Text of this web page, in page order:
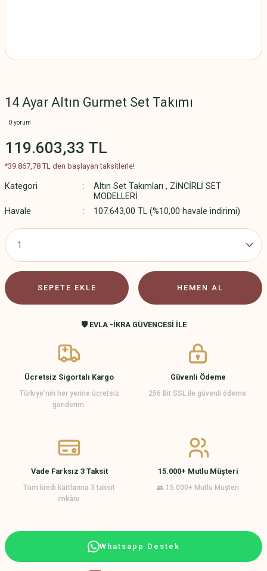
14 Ayar Altın Gurmet Set Takımı
0 yorum
119.603,33 TL
*39.867,78 TL den başlayan taksitlerle!
Kategori Altın Set Takımları , ZİNCİRLİ SET
MODELLERİ
Havale
107.643,00 TL (%10,00 havale indirimi)
SEPETE EKLE HEMEN AL
🛡️ EVLA -İKRA GÜVENCESİ İLE
Ücretsiz Sigortalı Kargo
Türkiye’nin her yerine ücretsiz
gönderim.
Güvenli Ödeme
256 Bit SSL ile güvenli ödeme.
Vade Farksız 3 Taksit
Tüm kredi kartlarına 3 taksit
imkânı.
15.000+ Mutlu Müşteri
👥 15.000+ Mutlu Müşteri
Whatsapp Destek